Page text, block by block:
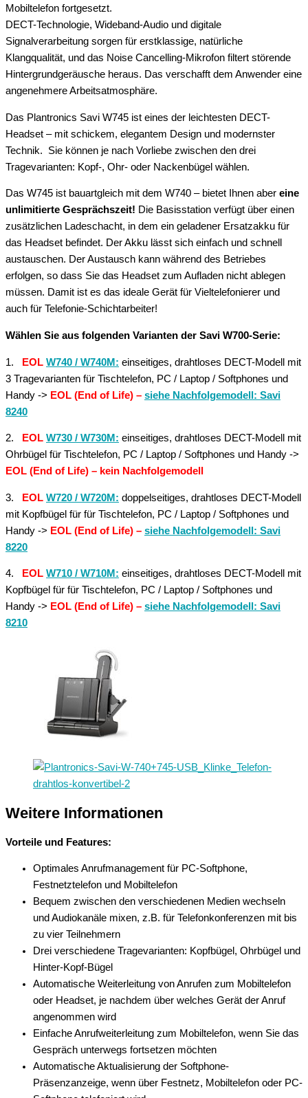
Mobiltelefon fortgesetzt.
DECT-Technologie, Wideband-Audio und digitale
Signalverarbeitung sorgen für erstklassige, natürliche
Klangqualität, und das Noise Cancelling-Mikrofon filtert störende
Hintergrundgeräusche heraus. Das verschafft dem Anwender eine
angenehmere Arbeitsatmosphäre.
Das Plantronics Savi W745 ist eines der leichtesten DECT-
Headset – mit schickem, elegantem Design und modernster
Technik. Sie können je nach Vorliebe zwischen den drei
Tragevarianten: Kopf-, Ohr- oder Nackenbügel wählen.
Das W745 ist bauartgleich mit dem W740 – bietet Ihnen aber eine
unlimitierte Gesprächszeit! Die Basisstation verfügt über einen
zusätzlichen Ladeschacht, in dem ein geladener Ersatzakku für
das Headset befindet. Der Akku lässt sich einfach und schnell
austauschen. Der Austausch kann während des Betriebes
erfolgen, so dass Sie das Headset zum Aufladen nicht ablegen
müssen. Damit ist es das ideale Gerät für Vieltelefonierer und
auch für Telefonie-Schichtarbeiter!
Wählen Sie aus folgenden Varianten der Savi W700-Serie:
1. EOL W740 / W740M: einseitiges, drahtloses DECT-Modell mit
3 Tragevarianten für Tischtelefon, PC / Laptop / Softphones und
Handy -> EOL (End of Life) – siehe Nachfolgemodell: Savi
8240
2. EOL W730 / W730M: einseitiges, drahtloses DECT-Modell mit
Ohrbügel für Tischtelefon, PC / Laptop / Softphones und Handy ->
EOL (End of Life) – kein Nachfolgemodell
3. EOL W720 / W720M: doppelseitiges, drahtloses DECT-Modell
mit Kopfbügel für für Tischtelefon, PC / Laptop / Softphones und
Handy -> EOL (End of Life) – siehe Nachfolgemodell: Savi
8220
4. EOL W710 / W710M: einseitiges, drahtloses DECT-Modell mit
Kopfbügel für für Tischtelefon, PC / Laptop / Softphones und
Handy -> EOL (End of Life) – siehe Nachfolgemodell: Savi
8210
Weitere Informationen
Vorteile und Features:
Optimales Anrufmanagement für PC-Softphone,
Festnetztelefon und Mobiltelefon
Bequem zwischen den verschiedenen Medien wechseln
und Audiokanäle mixen, z.B. für Telefonkonferenzen mit bis
zu vier Teilnehmern
Drei verschiedene Tragevarianten: Kopfbügel, Ohrbügel und
Hinter-Kopf-Bügel
Automatische Weiterleitung von Anrufen zum Mobiltelefon
oder Headset, je nachdem über welches Gerät der Anruf
angenommen wird
Einfache Anrufweiterleitung zum Mobiltelefon, wenn Sie das
Gespräch unterwegs fortsetzen möchten
Automatische Aktualisierung der Softphone-
Präsenzanzeige, wenn über Festnetz, Mobiltelefon oder PC-